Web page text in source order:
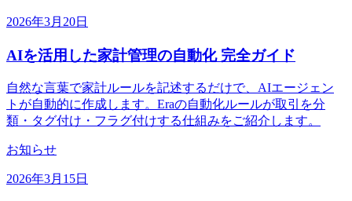
2026年3月20日
AIを活用した家計管理の自動化 完全ガイド
自然な言葉で家計ルールを記述するだけで、AIエージェン
トが自動的に作成します。Eraの自動化ルールが取引を分
類・タグ付け・フラグ付けする仕組みをご紹介します。
お知らせ
2026年3月15日